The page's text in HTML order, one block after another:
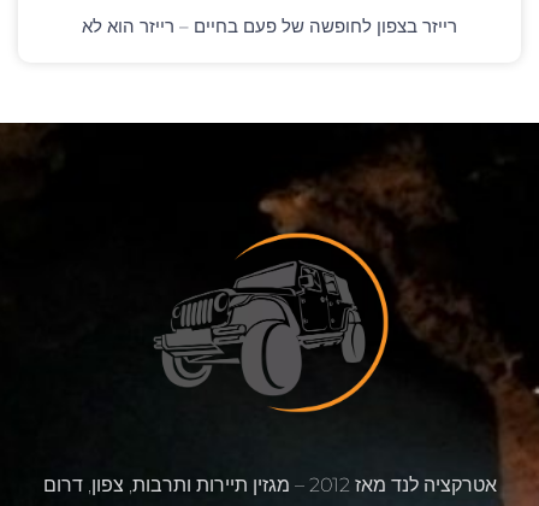
רייזר בצפון לחופשה של פעם בחיים – רייזר הוא לא
אטרקציה לנד מאז 2012 – מגזין תיירות ותרבות, צפון, דרום